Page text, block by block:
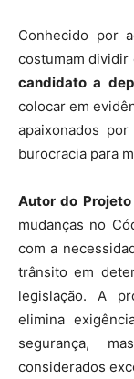
Conhecido por
costumam dividir
candidato a
colocar em
apaixonados
burocracia para
Autor do
mudanças no
com a
trânsito em
legislação. A
elimina
segurança,
considerados